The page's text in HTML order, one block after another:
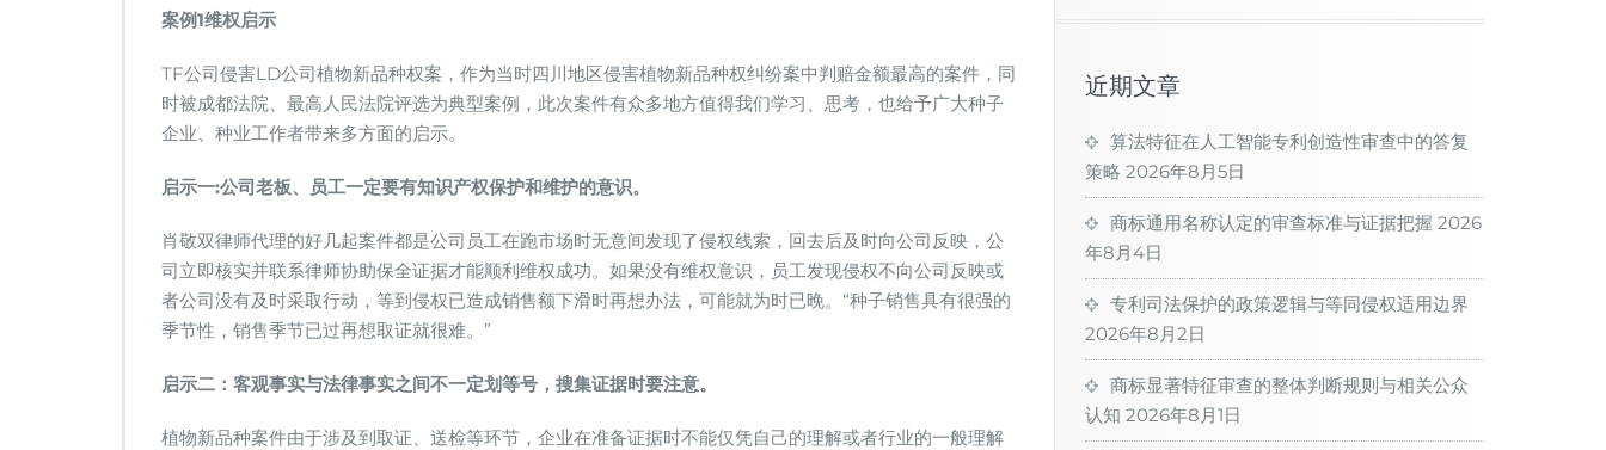
读
及
种
业
知
识
权
维
权
启
示
案例1维权启示
TF公司侵害LD公司植物新品种权案，作为当时四川地区侵害植物新品种权纠纷案中判赔金额最高的案件，同
时被成都法院、最高人民法院评选为典型案例，此次案件有众多地方值得我们学习、思考，也给予广大种子
企业、种业工作者带来多方面的启示。
启示一:公司老板、员工一定要有知识产权保护和维护的意识。
肖敬双律师代理的好几起案件都是公司员工在跑市场时无意间发现了侵权线索，回去后及时向公司反映，公
司立即核实并联系律师协助保全证据才能顺利维权成功。如果没有维权意识，员工发现侵权不向公司反映或
者公司没有及时采取行动，等到侵权已造成销售额下滑时再想办法，可能就为时已晚。“种子销售具有很强的
季节性，销售季节已过再想取证就很难。”
启示二：客观事实与法律事实之间不一定划等号，搜集证据时要注意。
植物新品种案件由于涉及到取证、送检等环节，企业在准备证据时不能仅凭自己的理解或者行业的一般理解
近期文章
算法特征在人工智能专利创造性审查中的答复
策略 2026年8月5日
商标通用名称认定的审查标准与证据把握 2026
年8月4日
专利司法保护的政策逻辑与等同侵权适用边界
2026年8月2日
商标显著特征审查的整体判断规则与相关公众
认知 2026年8月1日